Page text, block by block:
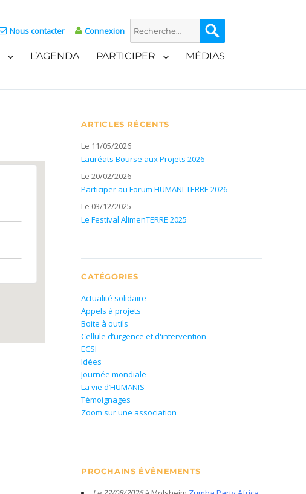
Nous contacter Connexion
Recherche
pour :
L’AGENDA PARTICIPER MÉDIAS
ARTICLES RÉCENTS
Le 11/05/2026
Lauréats Bourse aux Projets 2026
Le 20/02/2026
Participer au Forum HUMANI-TERRE 2026
Le 03/12/2025
Le Festival AlimenTERRE 2025
CATÉGORIES
Actualité solidaire
Appels à projets
Boite à outils
Cellule d’urgence et d'intervention
ECSI
Idées
Journée mondiale
La vie d’HUMANIS
Témoignages
Zoom sur une association
PROCHAINS ÉVÈNEMENTS